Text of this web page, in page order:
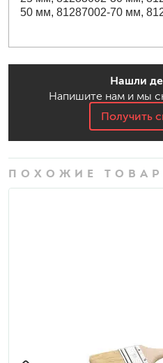
50 мм, 81287002-70 мм,
Нашли
Напишите нам и мы
Получить
ПОХОЖИЕ